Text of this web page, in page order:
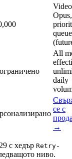
Opus,
queue
All
daily
се с
→
с хедър Retry-
ниво.